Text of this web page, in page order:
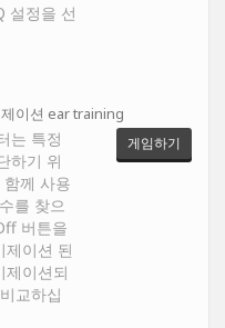
설정을 선
이션 ear training
는 특정
하기 위
께 사용
를 찾으
버튼을
제이션 된
제이션되
교하십
게임하기